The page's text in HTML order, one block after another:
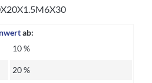
ab:
10 %
20 %